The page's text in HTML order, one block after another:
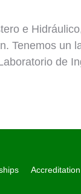
e
Tenemos un
de
Accreditation